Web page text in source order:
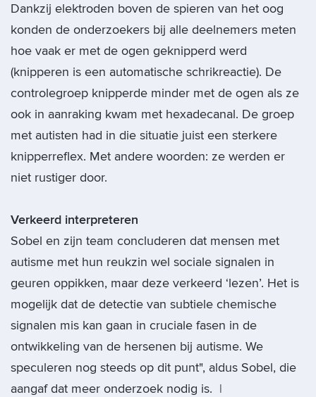
Dankzij elektroden boven de spieren van het oog
konden de onderzoekers bij alle deelnemers meten
hoe vaak er met de ogen geknipperd werd
(knipperen is een automatische schrikreactie). De
controlegroep knipperde minder met de ogen als ze
ook in aanraking kwam met hexadecanal. De groep
met autisten had in die situatie juist een sterkere
knipperreflex. Met andere woorden: ze werden er
niet rustiger door.
Verkeerd interpreteren
Sobel en zijn team concluderen dat mensen met
autisme met hun reukzin wel sociale signalen in
geuren oppikken, maar deze verkeerd ‘lezen’. Het is
mogelijk dat de detectie van subtiele chemische
signalen mis kan gaan in cruciale fasen in de
ontwikkeling van de hersenen bij autisme. We
speculeren nog steeds op dit punt", aldus Sobel, die
aangaf dat meer onderzoek nodig is. |